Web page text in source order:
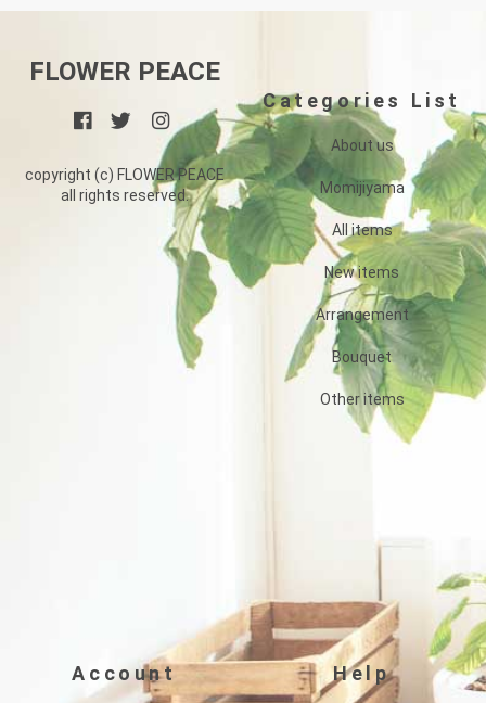
FLOWER PEACE
copyright (c) FLOWER PEACE
all rights reserved.
Categories List
About us
Momijiyama
All items
New items
Arrangement
Bouquet
Other items
Account Help